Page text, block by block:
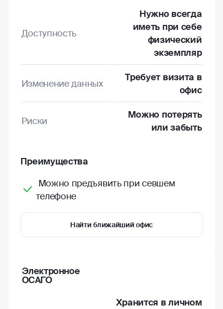
Доступность
Нужно всегда
иметь при себе
физический
экземпляр
Изменение данных
Требует визита в
офис
Риски
Можно потерять
или забыть
Преимущества
Можно предъявить при севшем
телефоне
Найти ближайший офис
Электронное
ОСАГО
Хранится в личном